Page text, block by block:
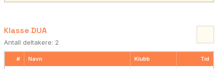
Klasse DUA
Antall deltakere: 2
# Navn Klubb Tid